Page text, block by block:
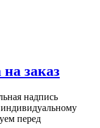
заказ
надпись
перед